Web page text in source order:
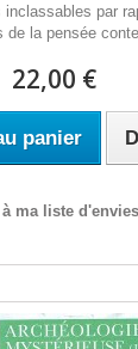
par
de la pensée
22,00 €
panier
ma liste d'envies